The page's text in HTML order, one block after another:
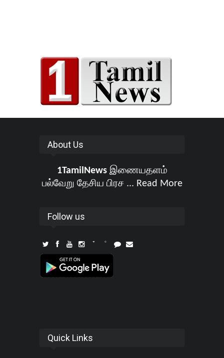
About Us
1TamilNewsஇணையதளம்
பல்வேறு தேசிய பிரச ... Read More
Follow us
Quick Links